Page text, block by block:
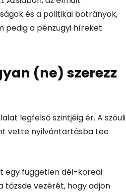
és a politikai botrányok,
pedig a pénzügyi híreket
(ne) szerezz
legfelső szintjéig ér. A szöuli
vette nyilvántartásba Lee
egy független dél-koreai
tőzsde vezérét, hogy adjon